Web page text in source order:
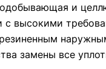
и
с высокими
замены все